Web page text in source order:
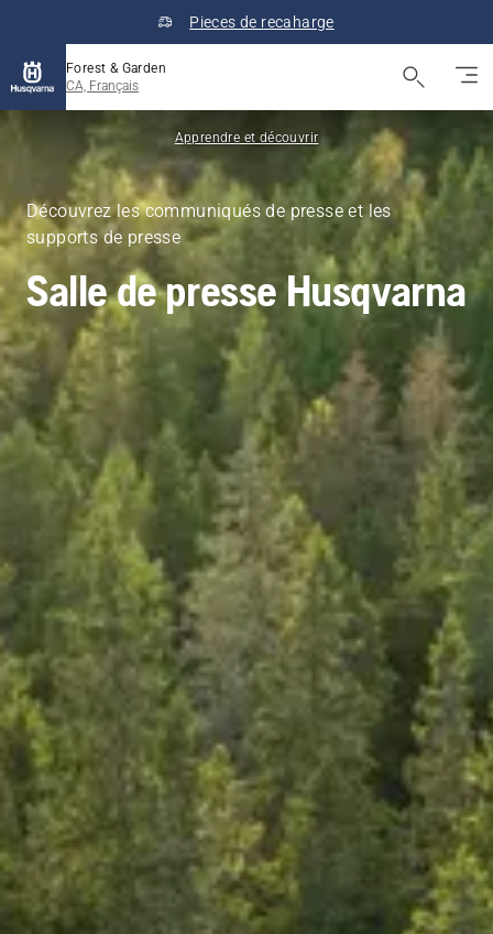
Pieces de recaharge
Forest & Garden
CA, Français
Apprendre et découvrir
Découvrez les communiqués de presse et les
supports de presse
Salle de presse Husqvarna